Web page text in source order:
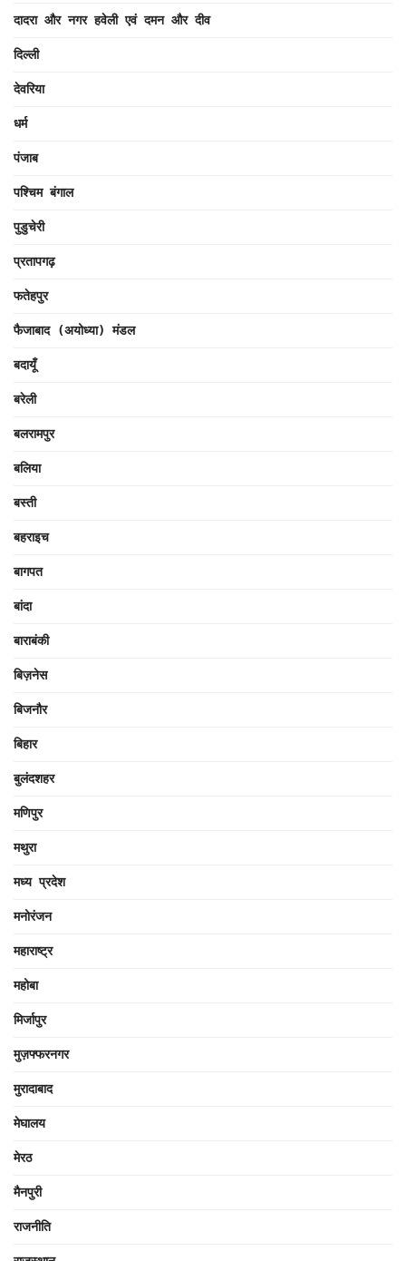
दादरा और नगर हवेली एवं दमन और दीव
दिल्ली
देवरिया
धर्म
पंजाब
पश्चिम बंगाल
पुडुचेरी
प्रतापगढ़
फतेहपुर
फैजाबाद (अयोध्या) मंडल
बदायूँ
बरेली
बलरामपुर
बलिया
बस्ती
बहराइच
बागपत
बांदा
बाराबंकी
बिज़नेस
बिजनौर
बिहार
बुलंदशहर
मणिपुर
मथुरा
मध्य प्रदेश
मनोरंजन
महाराष्ट्र
महोबा
मिर्जापुर
मुज़फ्फरनगर
मुरादाबाद
मेघालय
मेरठ
मैनपुरी
राजनीति